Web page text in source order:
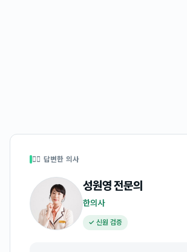
👩‍⚕️ 답변한 의사
성원영전문의
한의사
✓ 신원 검증